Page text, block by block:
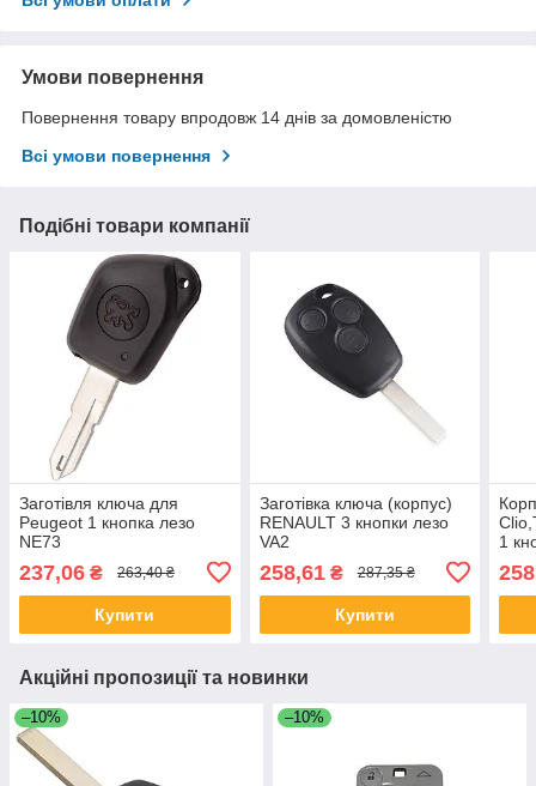
Умови повернення
Повернення товару впродовж 14 днів за домовленістю
Всі умови повернення
Подібні товари компанії
Заготівля ключа для
Peugeot 1 кнопка лезо
NE73
237,06 ₴ 263,40 ₴
Купити
Заготівка ключа (корпус)
RENAULT 3 кнопки лезо
VA2
258,61₴ 287,35 ₴
Купити
1
Акційні пропозиції та новинки
–10% –10%